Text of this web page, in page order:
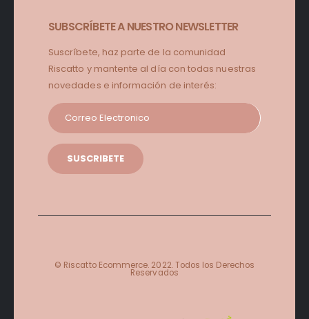
SUBSCRÍBETE A NUESTRO NEWSLETTER
Suscríbete, haz parte de la comunidad
Riscatto y mantente al día con todas nuestras
novedades e información de interés:
© Riscatto Ecommerce. 2022. Todos los Derechos
Reservados